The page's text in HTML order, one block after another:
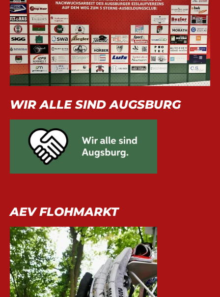
WIR ALLE SIND AUGSBURG
AEV FLOHMARKT